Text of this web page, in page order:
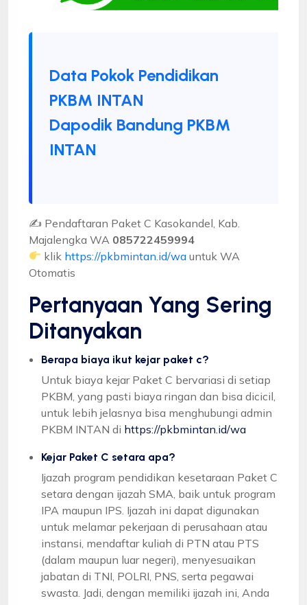
Data Pokok Pendidikan
PKBM INTAN
Dapodik Bandung PKBM
INTAN
✍ Pendaftaran Paket C Kasokandel, Kab.
Majalengka WA 085722459994
klik https://pkbmintan.id/wa untuk WA
Otomatis
Pertanyaan Yang Sering
Ditanyakan
Berapa biaya ikut kejar paket c?
Untuk biaya kejar Paket C bervariasi di setiap
PKBM, yang pasti biaya ringan dan bisa dicicil,
untuk lebih jelasnya bisa menghubungi admin
PKBM INTAN di https://pkbmintan.id/wa
Kejar Paket C setara apa?
Ijazah program pendidikan kesetaraan Paket C
setara dengan ijazah SMA, baik untuk program
IPA maupun IPS. Ijazah ini dapat digunakan
untuk melamar pekerjaan di perusahaan atau
instansi, mendaftar kuliah di PTN atau PTS
(dalam maupun luar negeri), menyesuaikan
jabatan di TNI, POLRI, PNS, serta pegawai
swasta. Jadi, dengan memiliki ijazah ini, Anda